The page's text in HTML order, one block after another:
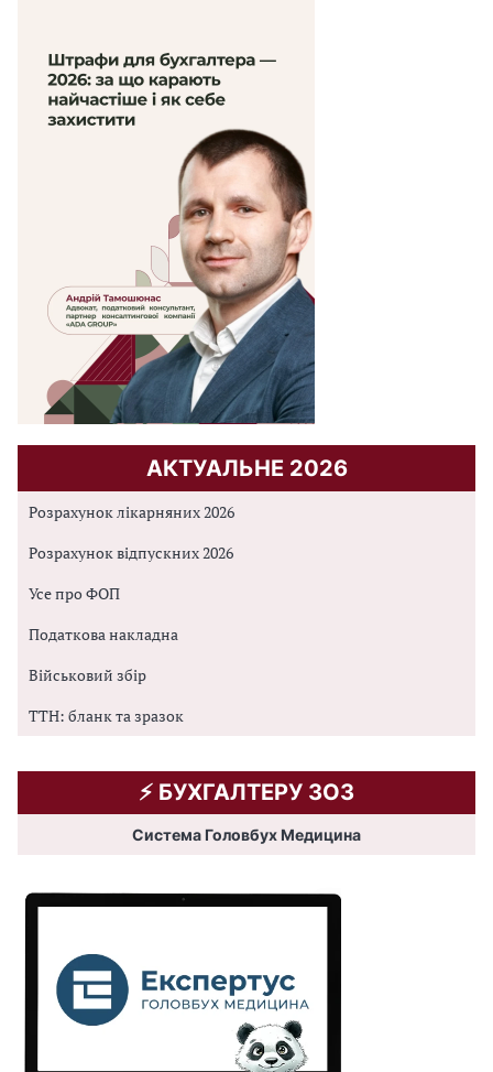
АКТУАЛЬНЕ 2026
Розрахунок лікарняних 2026
Розрахунок відпускних 2026
Усе про ФОП
Податкова накладна
Військовий збір
ТТН: бланк та зразок
⚡️ БУХГАЛТЕРУ ЗОЗ
Система Головбух Медицина